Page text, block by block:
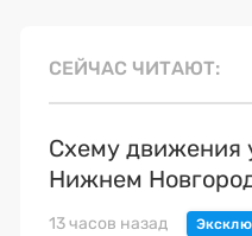
СЕЙЧАС ЧИТАЮТ
Схему движения
Нижнем
13 часов назад